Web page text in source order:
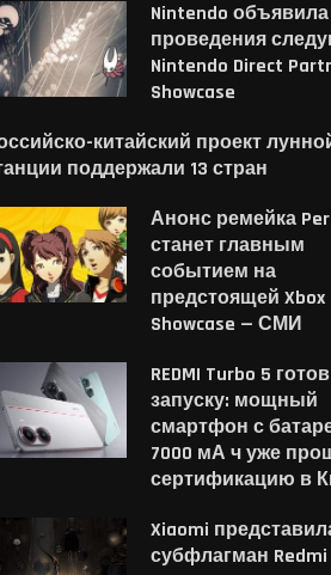
Nintendo
проведения
Nintendo Direct
Showcase
китайский проект
поддержали 13 стран
Анонс ремейка
станет главным
событием на
предстоящей Xbox
Showcase — СМИ
REDMI Turbo 5
запуску: мощный
смартфон с
7000 мА ч уже
сертификацию в
Xiaomi
субфлагман Redmi